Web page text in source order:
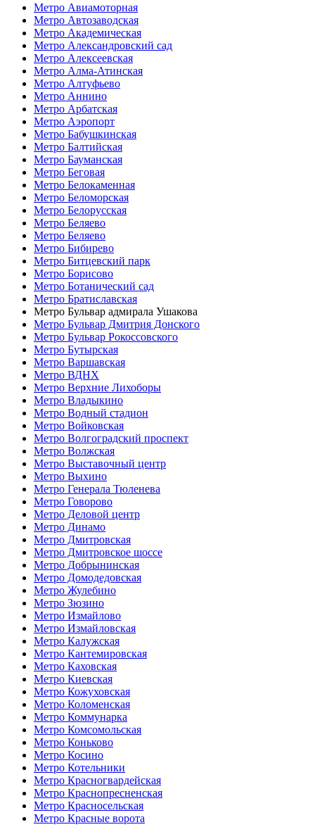
Метро Авиамоторная
Метро Автозаводская
Метро Академическая
Метро Александровский сад
Метро Алексеевская
Метро Алма-Атинская
Метро Алтуфьево
Метро Аннино
Метро Арбатская
Метро Аэропорт
Метро Бабушкинская
Метро Балтийская
Метро Бауманская
Метро Беговая
Метро Белокаменная
Метро Беломорская
Метро Белорусская
Метро Беляево
Метро Беляево
Метро Бибирево
Метро Битцевский парк
Метро Борисово
Метро Ботанический сад
Метро Братиславская
Метро Бульвар адмирала Ушакова
Метро Бульвар Дмитрия Донского
Метро Бульвар Рокоссовского
Метро Бутырская
Метро Варшавская
Метро ВДНХ
Метро Верхние Лихоборы
Метро Владыкино
Метро Водный стадион
Метро Войковская
Метро Волгоградский проспект
Метро Волжская
Метро Выставочный центр
Метро Выхино
Метро Генерала Тюленева
Метро Говорово
Метро Деловой центр
Метро Динамо
Метро Дмитровская
Метро Дмитровское шоссе
Метро Добрынинская
Метро Домодедовская
Метро Жулебино
Метро Зюзино
Метро Измайлово
Метро Измайловская
Метро Калужская
Метро Кантемировская
Метро Каховская
Метро Киевская
Метро Кожуховская
Метро Коломенская
Метро Коммунарка
Метро Комсомольская
Метро Коньково
Метро Косино
Метро Котельники
Метро Красногвардейская
Метро Краснопресненская
Метро Красносельская
Метро Красные ворота